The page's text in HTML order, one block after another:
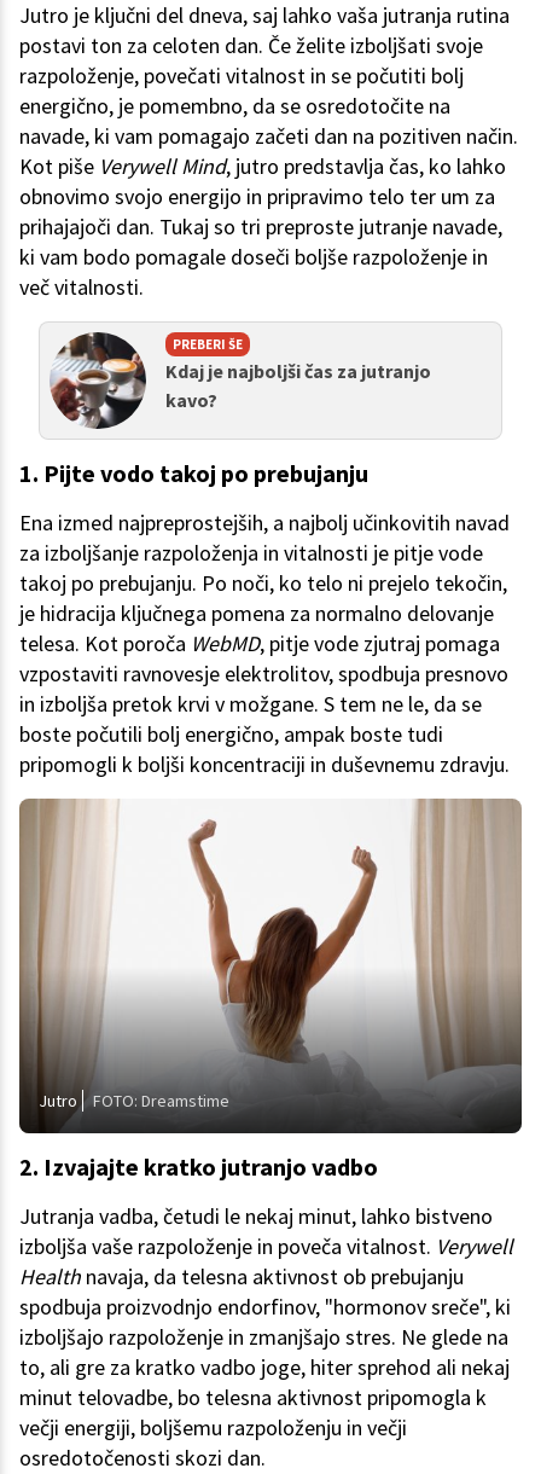
Jutro je ključni del dneva, saj lahko vaša jutranja rutina
postavi ton za celoten dan. Če želite izboljšati svoje
razpoloženje, povečati vitalnost in se počutiti bolj
energično, je pomembno, da se osredotočite na
navade, ki vam pomagajo začeti dan na pozitiven način.
Kot piše Verywell Mind, jutro predstavlja čas, ko lahko
obnovimo svojo energijo in pripravimo telo ter um za
prihajajoči dan. Tukaj so tri preproste jutranje navade,
ki vam bodo pomagale doseči boljše razpoloženje in
več vitalnosti.
PREBERI ŠE
Kdaj je najboljši čas za jutranjo
kavo?
1. Pijte vodo takoj po prebujanju
Ena izmed najpreprostejših, a najbolj učinkovitih navad
za izboljšanje razpoloženja in vitalnosti je pitje vode
takoj po prebujanju. Po noči, ko telo ni prejelo tekočin,
je hidracija ključnega pomena za normalno delovanje
telesa. Kot poroča WebMD, pitje vode zjutraj pomaga
vzpostaviti ravnovesje elektrolitov, spodbuja presnovo
in izboljša pretok krvi v možgane. S tem ne le, da se
boste počutili bolj energično, ampak boste tudi
pripomogli k boljši koncentraciji in duševnemu zdravju.
Jutro FOTO: Dreamstime
2. Izvajajte kratko jutranjo vadbo
Jutranja vadba, četudi le nekaj minut, lahko bistveno
izboljša vaše razpoloženje in poveča vitalnost. Verywell
Health navaja, da telesna aktivnost ob prebujanju
spodbuja proizvodnjo endorfinov, "hormonov sreče", ki
izboljšajo razpoloženje in zmanjšajo stres. Ne glede na
to, ali gre za kratko vadbo joge, hiter sprehod ali nekaj
minut telovadbe, bo telesna aktivnost pripomogla k
večji energiji, boljšemu razpoloženju in večji
osredotočenosti skozi dan.